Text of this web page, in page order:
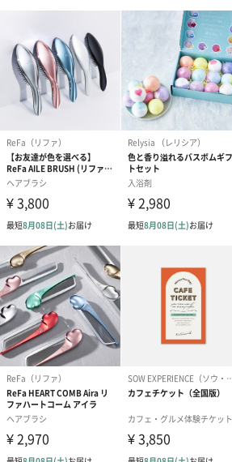
ゴールド（390円） ピンク（390円
生花
生花のブーケを同梱します。
※9-15時にご注文いただく場合、最短のお
も1日遅くなります。
シーズンブーケ（ひま
わり）（1,880円）
ブーケ（ホワイ